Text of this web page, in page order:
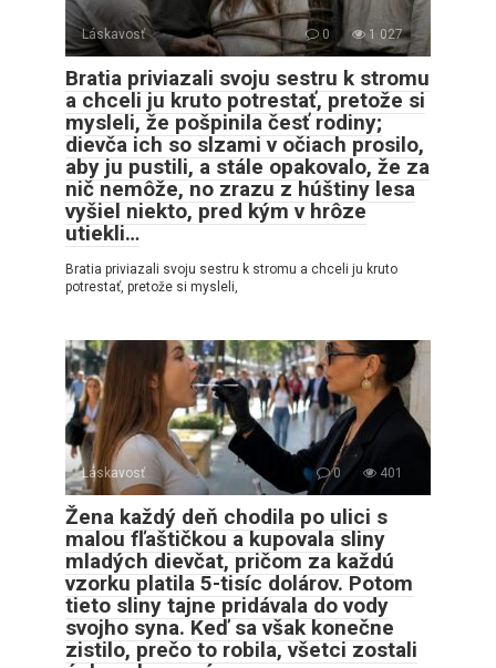
Láskavosť 0 1 027
Bratia priviazali svoju sestru k stromu
a chceli ju kruto potrestať, pretože si
mysleli, že pošpinila česť rodiny;
dievča ich so slzami v očiach prosilo,
aby ju pustili, a stále opakovalo, že za
nič nemôže, no zrazu z húštiny lesa
vyšiel niekto, pred kým v hrôze
utiekli…
Bratia priviazali svoju sestru k stromu a chceli ju kruto
potrestať, pretože si mysleli,
Láskavosť 0 401
Žena každý deň chodila po ulici s
malou fľaštičkou a kupovala sliny
mladých dievčat, pričom za každú
vzorku platila 5-tisíc dolárov. Potom
tieto sliny tajne pridávala do vody
svojho syna. Keď sa však konečne
zistilo, prečo to robila, všetci zostali